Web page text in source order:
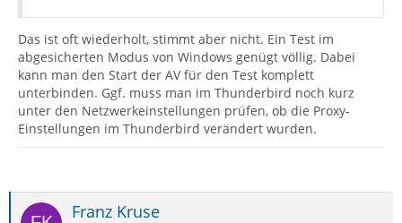
Das ist oft wiederholt, stimmt aber nicht. Ein Test im
abgesicherten Modus von Windows genügt völlig. Dabei
kann man den Start der AV für den Test komplett
unterbinden. Ggf. muss man im Thunderbird noch kurz
unter den Netzwerkeinstellungen prüfen, ob die Proxy-
Einstellungen im Thunderbird verändert wurden.
Franz Kruse